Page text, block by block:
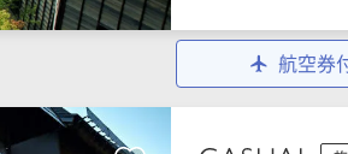
航空券